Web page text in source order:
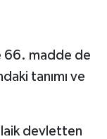
66. madde de
tanımı ve
laik devletten